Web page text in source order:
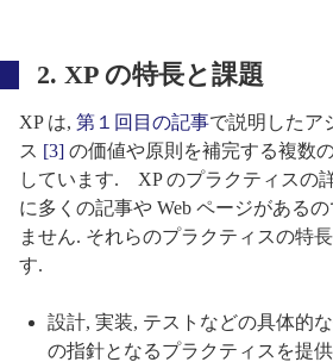
2. XP の特長と課題
XP は, 第１回目の記事で説明したア
ス [3] の価値や原則を補完する複数
しています. XP のプラクティスの
に多くの記事や Web ページがある
ません. それらのプラクティスの特
す.
設計, 実装, テストなどの具体的
の指針となるプラクティスを提